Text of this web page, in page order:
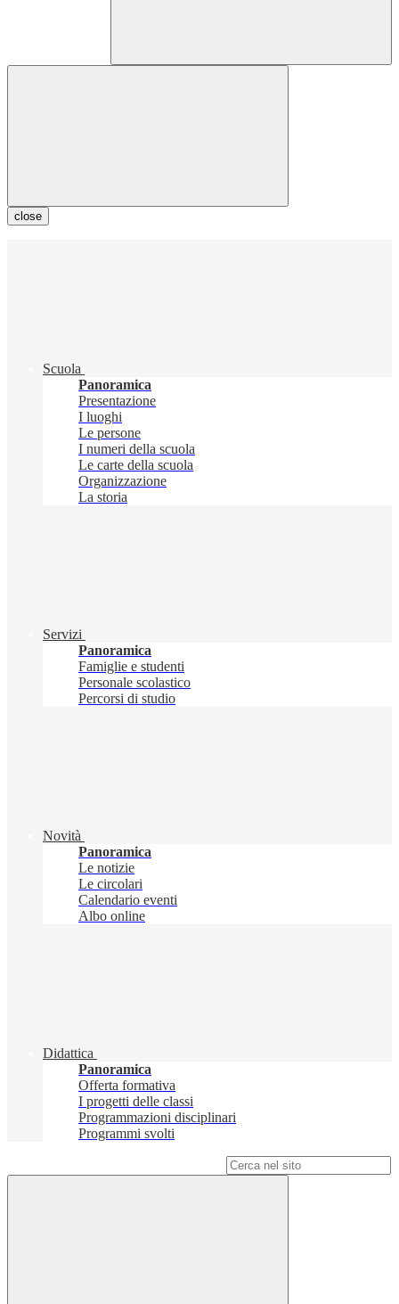
close
Scuola
Panoramica
Presentazione
I luoghi
Le persone
I numeri della scuola
Le carte della scuola
Organizzazione
La storia
Servizi
Panoramica
Famiglie e studenti
Personale scolastico
Percorsi di studio
Novità
Panoramica
Le notizie
Le circolari
Calendario eventi
Albo online
Didattica
Panoramica
Offerta formativa
I progetti delle classi
Programmazioni disciplinari
Programmi svolti